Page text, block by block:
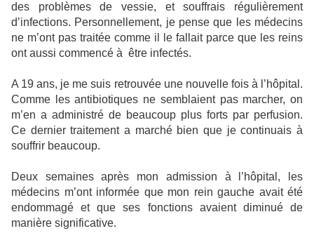
des problèmes de vessie, et souffrais régulièrement
d’infections. Personnellement, je pense que les médecins
ne m’ont pas traitée comme il le fallait parce que les reins
ont aussi commencé à être infectés.
A 19 ans, je me suis retrouvée une nouvelle fois à l’hôpital.
Comme les antibiotiques ne semblaient pas marcher, on
m’en a administré de beaucoup plus forts par perfusion.
Ce dernier traitement a marché bien que je continuais à
souffrir beaucoup.
Deux semaines après mon admission à l’hôpital, les
médecins m’ont informée que mon rein gauche avait été
endommagé et que ses fonctions avaient diminué de
manière significative.